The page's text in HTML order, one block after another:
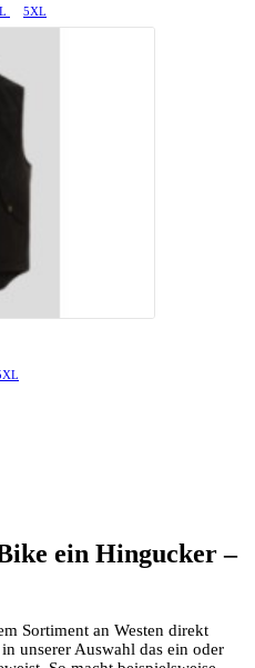
5XL
ein Hingucker –
Sortiment an Westen direkt
unserer Auswahl das ein oder